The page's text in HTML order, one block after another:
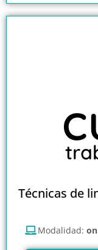
Técnicas de
Modalidad: